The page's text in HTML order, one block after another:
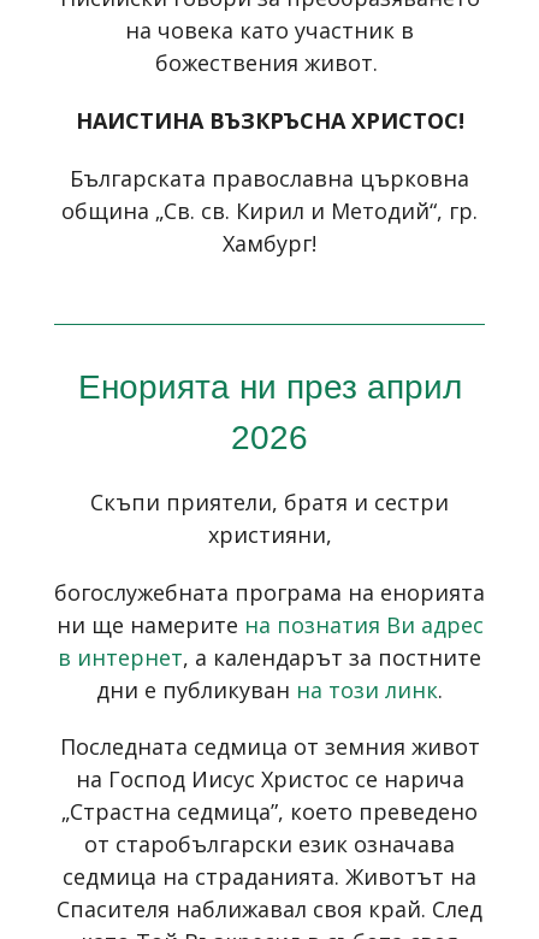
на човека като участник в
божествения живот.
НАИСТИНА ВЪЗКРЪСНА ХРИСТОС!
Българската православна църковна
община „Св. св. Кирил и Методий“, гр.
Хамбург!
Енорията ни през април
2026
Скъпи приятели, братя и сестри
християни,
богослужебната програма на енорията
ни ще намерите на познатия Ви адрес
в интернет, а календарът за постните
дни е публикуван на този линк.
Последната седмица от земния живот
на Господ Иисус Христос се нарича
„Страстна седмица”, което преведено
от старобългарски език означава
седмица на страданията. Животът на
Спасителя наближавал своя край. След